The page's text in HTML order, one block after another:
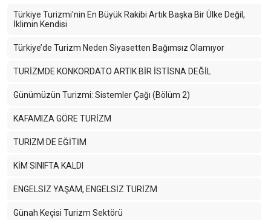
Türkiye Turizmi'nin En Büyük Rakibi Artık Başka Bir Ülke Değil,
İklimin Kendisi
Türkiye’de Turizm Neden Siyasetten Bağımsız Olamıyor
TURİZMDE KONKORDATO ARTIK BİR İSTİSNA DEĞİL
Günümüzün Turizmi: Sistemler Çağı (Bölüm 2)
KAFAMIZA GÖRE TURİZM
TURIZM DE EĞİTİM
KİM SINIFTA KALDI
ENGELSİZ YAŞAM, ENGELSİZ TURİZM
Günah Keçisi Turizm Sektörü